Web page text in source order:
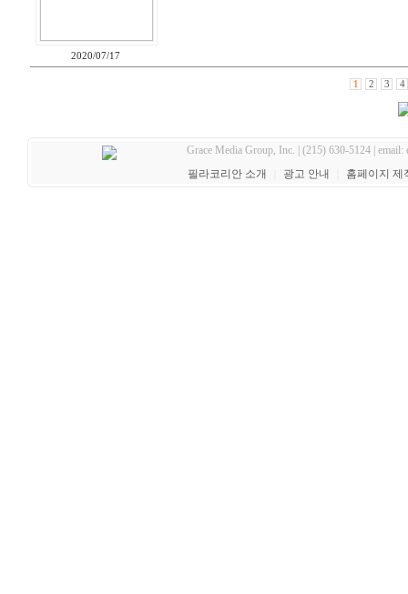
2020/07/17
1 2 3 4
Grace Media Group, Inc. | (215) 630-5124 | email:
필라코리안 소개
광고 안내 홈페이지 제